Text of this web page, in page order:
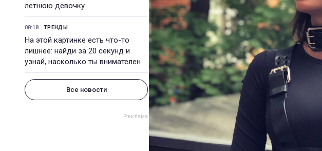
летнюю девочку
08:18 ТРЕНДЫ
На этой картинке есть что-то
лишнее: найди за 20 секунд и
узнай, насколько ты внимателен
Все новости